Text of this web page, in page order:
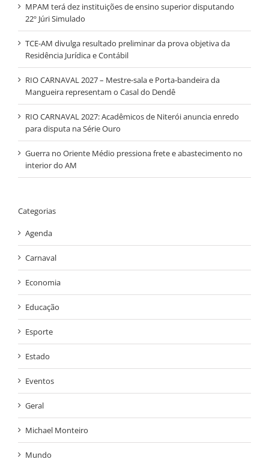
MPAM terá dez instituições de ensino superior disputando
22º Júri Simulado
TCE-AM divulga resultado preliminar da prova objetiva da
Residência Jurídica e Contábil
RIO CARNAVAL 2027 – Mestre-sala e Porta-bandeira da
Mangueira representam o Casal do Dendê
RIO CARNAVAL 2027: Acadêmicos de Niterói anuncia enredo
para disputa na Série Ouro
Guerra no Oriente Médio pressiona frete e abastecimento no
interior do AM
Categorias
Agenda
Carnaval
Economia
Educação
Esporte
Estado
Eventos
Geral
Michael Monteiro
Mundo